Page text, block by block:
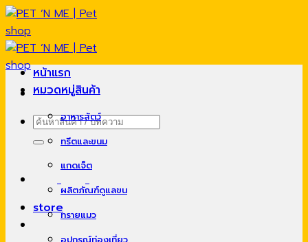
Skip
to
content
ค้นหา:
store
หน้าแรก
หมวดหมู่สินค้า
อาหารสัตว์
ทรีตและขนม
แกดเจ็ต
ผลิตภัณฑ์ดูแลขน
ทรายแมว